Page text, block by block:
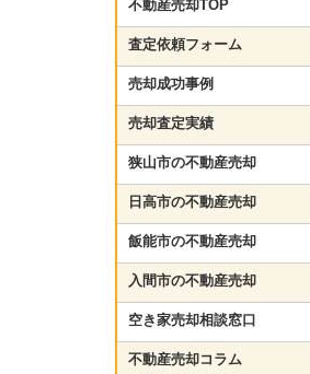
不動産売却TOP
査定依頼フォーム
売却成功事例
売却査定実績
狭山市の不動産売却
日高市の不動産売却
飯能市の不動産売却
入間市の不動産売却
空き家売却相談窓口
不動産売却コラム